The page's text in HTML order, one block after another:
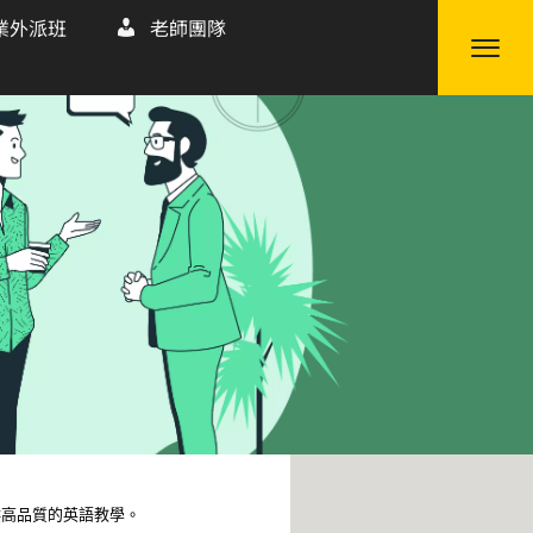
外派班 老師團隊
品質的英語教學。